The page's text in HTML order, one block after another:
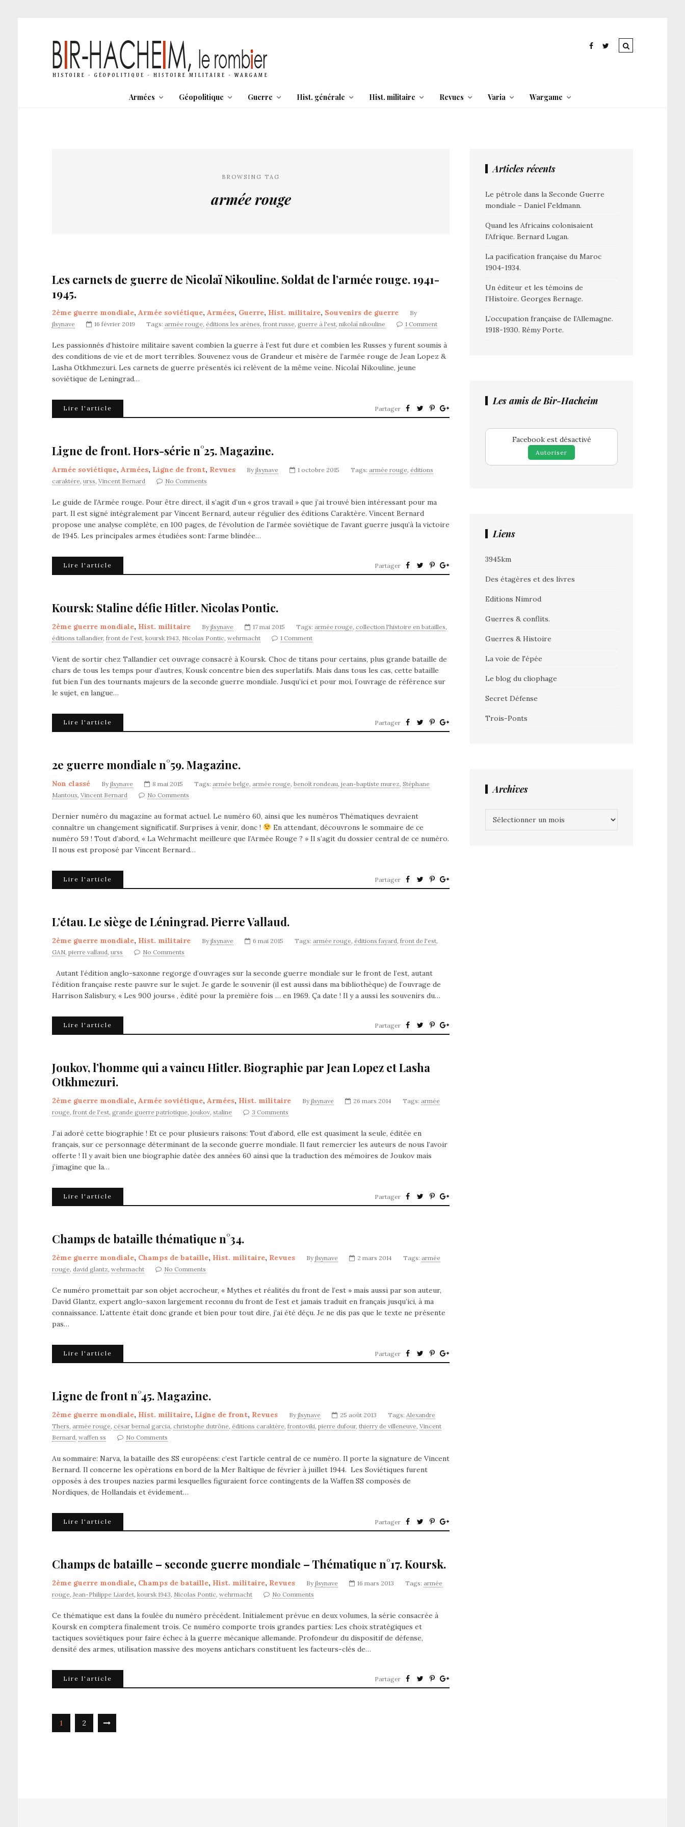
Armées Géopolitique Guerre Hist. générale Hist. militaire Revues Varia Wargame
BROWSING TAG
armée rouge
Les carnets de guerre de Nicolaï Nikouline. Soldat de l’armée rouge. 1941-
1945.
2ème guerre mondiale, Armée soviétique, Armées, Guerre, Hist. militaire, Souvenirs de guerre
By
jlsynave
16 février 2019 Tags: armée rouge, éditions les arènes, front russe, guerre à l'est, nikolaï nikouline 1 Comment
Les passionnés d’histoire militaire savent combien la guerre à l’est fut dure et combien les Russes y furent soumis à
des conditions de vie et de mort terribles. Souvenez vous de Grandeur et misère de l’armée rouge de Jean Lopez &
Lasha Otkhmezuri. Les carnets de guerre présentés ici relèvent de la même veine. Nicolaï Nikouline, jeune
soviétique de Leningrad…
Lire l'article Partager
Ligne de front. Hors-série n°25. Magazine.
Armée soviétique, Armées, Ligne de front, Revues By jlsynave 1 octobre 2015 Tags: armée rouge, éditions
caraktère, urss, Vincent Bernard No Comments
Le guide de l’Armée rouge. Pour être direct, il s’agit d’un « gros travail » que j’ai trouvé bien intéressant pour ma
part. Il est signé intégralement par Vincent Bernard, auteur régulier des éditions Caraktère. Vincent Bernard
propose une analyse complète, en 100 pages, de l’évolution de l’armée soviétique de l’avant guerre jusqu’à la victoire
de 1945. Les principales armes étudiées sont: l’arme blindée…
Lire l'article Partager
Koursk: Staline défie Hitler. Nicolas Pontic.
2ème guerre mondiale, Hist. militaire By jlsynave 17 mai 2015 Tags: armée rouge, collection l'histoire en batailles,
éditions tallandier, front de l'est, koursk 1943, Nicolas Pontic, wehrmacht 1 Comment
Vient de sortir chez Tallandier cet ouvrage consacré à Koursk. Choc de titans pour certains, plus grande bataille de
chars de tous les temps pour d’autres, Kousk concentre bien des superlatifs. Mais dans tous les cas, cette bataille
fut bien l’un des tournants majeurs de la seconde guerre mondiale. Jusqu’ici et pour moi, l’ouvrage de référence sur
le sujet, en langue…
Lire l'article Partager
2e guerre mondiale n°59. Magazine.
Non classé By jlsynave 8 mai 2015 Tags: armée belge, armée rouge, benoît rondeau, jean-baptiste murez, Stéphane
Mantoux, Vincent Bernard No Comments
Dernier numéro du magazine au format actuel. Le numéro 60, ainsi que les numéros Thématiques devraient
connaître un changement significatif. Surprises à venir, donc !
En attendant, découvrons le sommaire de ce
numéro 59 ! Tout d’abord, « La Wehrmacht meilleure que l’Armée Rouge ? » Il s’agit du dossier central de ce numéro.
Il nous est proposé par Vincent Bernard…
Lire l'article Partager
L’étau. Le siège de Léningrad. Pierre Vallaud.
2ème guerre mondiale, Hist. militaire By jlsynave 6 mai 2015 Tags: armée rouge, éditions fayard, front de l'est,
GAN, pierre vallaud, urss No Comments
Autant l’édition anglo-saxonne regorge d’ouvrages sur la seconde guerre mondiale sur le front de l’est, autant
l’édition française reste pauvre sur le sujet. Je garde le souvenir (il est aussi dans ma bibliothèque) de l’ouvrage de
Harrison Salisbury, « Les 900 jours« , édité pour la première fois … en 1969. Ça date ! Il y a aussi les souvenirs du…
Lire l'article Partager
Joukov, l’homme qui a vaincu Hitler. Biographie par Jean Lopez et Lasha
Otkhmezuri.
2ème guerre mondiale, Armée soviétique, Armées, Hist. militaire By jlsynave 26 mars 2014 Tags: armée
rouge, front de l'est, grande guerre patriotique, joukov, staline 3 Comments
J’ai adoré cette biographie ! Et ce pour plusieurs raisons: Tout d’abord, elle est quasiment la seule, éditée en
français, sur ce personnage déterminant de la seconde guerre mondiale. Il faut remercier les auteurs de nous l’avoir
offerte ! Il y avait bien une biographie datée des années 60 ainsi que la traduction des mémoires de Joukov mais
j’imagine que la…
Lire l'article Partager
Champs de bataille thématique n°34.
2ème guerre mondiale, Champs de bataille, Hist. militaire, Revues By jlsynave 2 mars 2014 Tags: armée
rouge, david glantz, wehrmacht No Comments
Ce numéro promettait par son objet accrocheur, « Mythes et réalités du front de l’est » mais aussi par son auteur,
David Glantz, expert anglo-saxon largement reconnu du front de l’est et jamais traduit en français jusqu’ici, à ma
connaissance. L’attente était donc grande et bien pour tout dire, j’ai été déçu. Je ne dis pas que le texte ne présente
pas…
Lire l'article Partager
Ligne de front n°45. Magazine.
2ème guerre mondiale, Hist. militaire, Ligne de front, Revues By jlsynave 25 août 2013 Tags: Alexandre
Thers, armée rouge, césar bernal garcia, christophe dutrône, éditions caraktère, frontoviki, pierre dufour, thierry de villeneuve, Vincent
Bernard, waffen ss No Comments
Au sommaire: Narva, la bataille des SS européens: c’est l’article central de ce numéro. Il porte la signature de Vincent
Bernard. Il concerne les opérations en bord de la Mer Baltique de février à juillet 1944. Les Soviétiques furent
opposés à des troupes nazies parmi lesquelles figuraient force contingents de la Waffen SS composés de
Nordiques, de Hollandais et évidement…
Lire l'article Partager
Champs de bataille – seconde guerre mondiale – Thématique n°17. Koursk.
2ème guerre mondiale, Champs de bataille, Hist. militaire, Revues By jlsynave 16 mars 2013 Tags: armée
rouge,Jean-Philippe Liardet, koursk 1943, Nicolas Pontic, wehrmacht No Comments
Ce thématique est dans la foulée du numéro précédent. Initialement prévue en deux volumes, la série consacrée à
Koursk en comptera finalement trois. Ce numéro comporte trois grandes parties: Les choix stratégiques et
tactiques soviétiques pour faire échec à la guerre mécanique allemande. Profondeur du dispositif de défense,
densité des armes, utilisation massive des moyens antichars constituent les facteurs-clés de…
Lire l'article Partager
1 2
Articles récents
Le pétrole dans la Seconde Guerre
mondiale – Daniel Feldmann.
Quand les Africains colonisaient
l’Afrique. Bernard Lugan.
La pacification française du Maroc
1904-1934.
Un éditeur et les témoins de
l’Histoire. Georges Bernage.
L’occupation française de l’Allemagne.
1918-1930. Rémy Porte.
Les amis de Bir-Hacheim
Facebook est désactivé
Autoriser
Liens
3945km
Des étagères et des livres
Editions Nimrod
Guerres & conflits.
Guerres & Histoire
La voie de l'épée
Le blog du cliophage
Secret Défense
Trois-Ponts
Archives